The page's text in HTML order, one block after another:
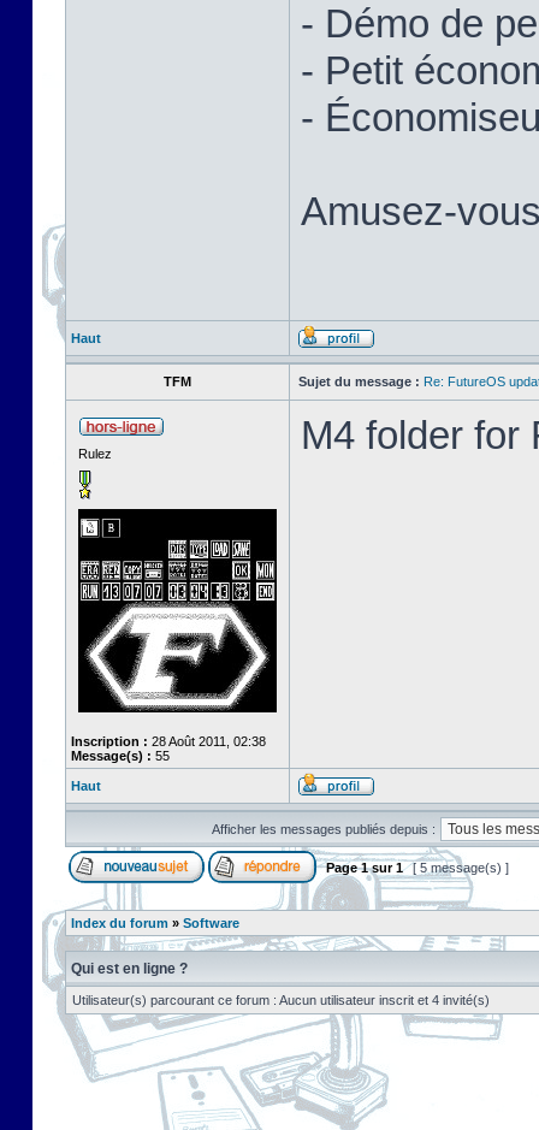
- Démo de
- Petit
-
Amusez-
Haut
TFM Sujet du message : Re: FutureOS
Rulez
Inscription : 28 Août 2011, 02:38
Message(s) : 55
M4 folder for
Haut
Afficher les messages publiés depuis :
Page1sur1 [ 5 message(s) ]
Index du forum » Software
Qui est en ligne ?
Utilisateur(s) parcourant ce forum : Aucun utilisateur inscrit et 4 invité(s)